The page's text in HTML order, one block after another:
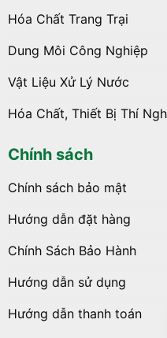
Hóa Chất Trang Trại
Dung Môi Công Nghiệp
Vật Liệu Xử Lý Nước
Hóa Chất, Thiết Bị Thí
Chính sách
Chính sách bảo mật
Hướng dẫn đặt hàng
Chính Sách Bảo Hành
Hướng dẫn sử dụng
Hướng dẫn thanh toán